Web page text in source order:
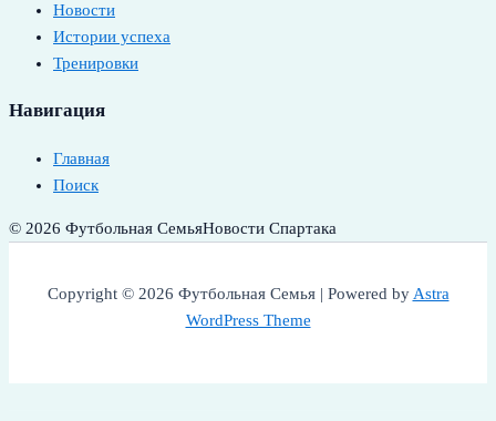
Новости
Истории успеха
Тренировки
Навигация
Главная
Поиск
© 2026 Футбольная СемьяНовости Спартака
Copyright © 2026 Футбольная Семья | Powered byAstra
WordPress Theme